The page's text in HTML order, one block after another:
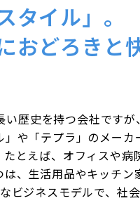
タイル」。
おどろきと
歴史を持つ会社です
や「テプラ」のメー
とえば、オフィスや
、生活用品やキッチ
ビジネスモデルで、社